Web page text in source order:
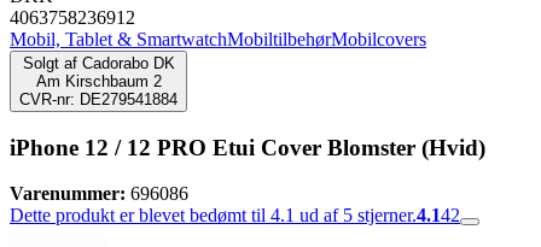
4063758236912
Mobil, Tablet & SmartwatchMobiltilbehørMobilcovers
Solgt af Cadorabo DK
Am Kirschbaum 2
CVR-nr: DE279541884
iPhone 12 / 12 PRO Etui Cover Blomster (Hvid)
Varenummer: 696086
Dette produkt er blevet bedømt til 4.1 ud af 5 stjerner.4.142